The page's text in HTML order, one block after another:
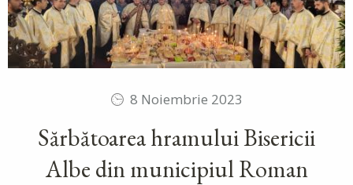
8 Noiembrie 2023
Sărbătoarea hramului Bisericii
Albe din municipiul Roman